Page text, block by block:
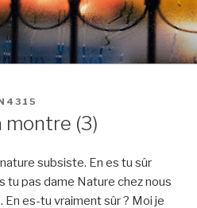
montre (3)
subsiste. En es tu sûr
tu pas dame Nature chez nous
es-tu vraiment sûr ? Moi je